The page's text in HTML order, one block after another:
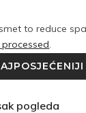
to reduce
.
pogleda